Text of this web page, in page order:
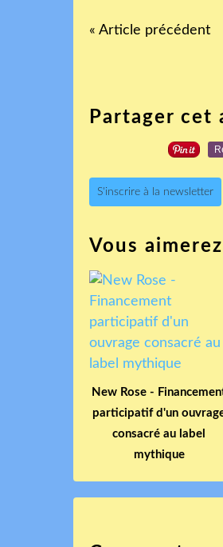
« Article précédent
Partager cet
S'inscrire à la newsletter
Vous
New Rose -
participatif d'un
consacré au label
mythique